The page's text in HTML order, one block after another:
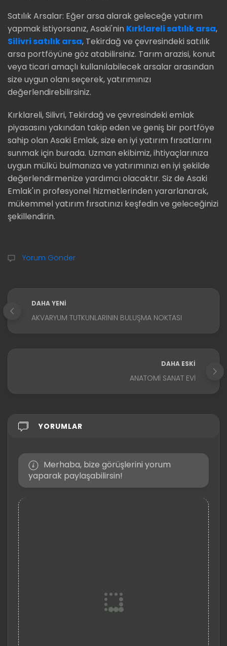
Satılık Arsalar: Eğer arsa alarak geleceğe yatırım
yapmak istiyorsanız, Asaki'nin Kırklareli satılık arsa,
Silivri satılık arsa, Tekirdağ ve çevresindeki satılık
arsa portföyüne göz atabilirsiniz. Tarım arazisi, konut
veya ticari amaçlı kullanılabilecek arsalar arasından
size uygun olanı seçerek, yatırımınızı
değerlendirebilirsiniz.
Kırklareli, Silivri, Tekirdağ ve çevresindeki emlak
piyasasını yakından takip eden ve geniş bir portföye
sahip olan Asaki Emlak, size en iyi yatırım fırsatlarını
sunmak için burada. Uzman ekibimiz, ihtiyaçlarınıza
uygun mülkü bulmanıza ve yatırımınızı en iyi şekilde
değerlendirmenize yardımcı olacaktır. Siz de Asaki
Emlak'ın profesyonel hizmetlerinden yararlanarak,
mükemmel yatırım fırsatınızı keşfedin ve geleceğinizi
şekillendirin.
Yorum Gönder
DAHA YENI
AKVARYUM TUTKUNLARININ BULUŞMA NOKTASI
DAHA ESKI
ANATOMI SANAT EVI
YORUMLAR
Merhaba, bize görüşlerini yorum
yaparak paylaşabilirsin!